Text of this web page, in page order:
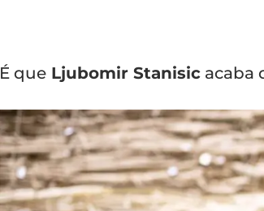
É que Ljubomir Stanisic acaba